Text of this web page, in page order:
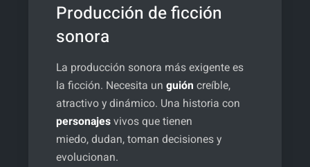
Producción de ficción
sonora
La producción sonora más exigente es
la ficción. Necesita unguióncreíble,
atractivo y dinámico. Una historia con
personajesvivos que tienen
miedo, dudan, toman decisiones y
evolucionan.